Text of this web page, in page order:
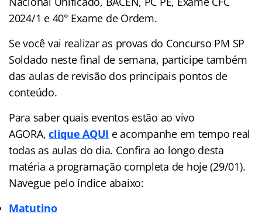
2024/1 e 40° Exame de Ordem.
Se você vai realizar as provas do Concurso PM SP
Soldado neste final de semana, participe também
das aulas de revisão dos principais pontos de
conteúdo.
Para saber quais eventos estão ao vivo
AGORA,clique AQUI e acompanhe em tempo real
todas as aulas do dia. Confira ao longo desta
matéria a programação completa de hoje (29/01).
Navegue pelo índice abaixo:
Matutino